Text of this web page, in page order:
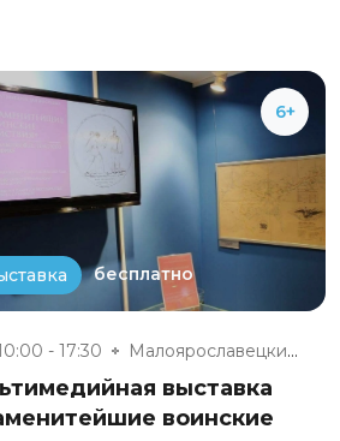
6+
бесплатно
- 17:30 Малоярославецкий военно-истори...
выставка
воинские